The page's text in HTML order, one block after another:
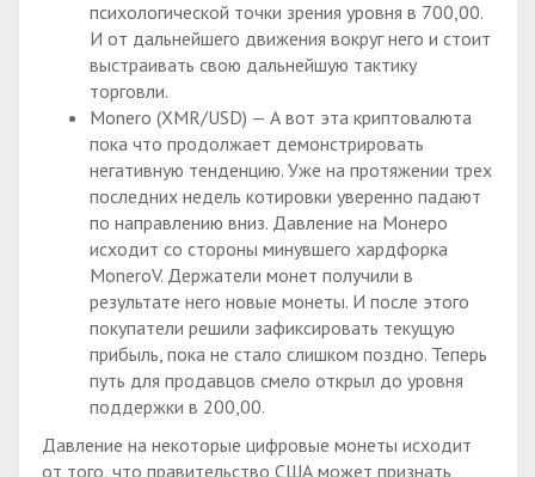
психологической точки зрения уровня в 700,00.
И от дальнейшего движения вокруг него и стоит
выстраивать свою дальнейшую тактику
торговли.
Monero (XMR/USD) — А вот эта криптовалюта
пока что продолжает демонстрировать
негативную тенденцию. Уже на протяжении трех
последних недель котировки уверенно падают
по направлению вниз. Давление на Монеро
исходит со стороны минувшего хардфорка
MoneroV. Держатели монет получили в
результате него новые монеты. И после этого
покупатели решили зафиксировать текущую
прибыль, пока не стало слишком поздно. Теперь
путь для продавцов смело открыл до уровня
поддержки в 200,00.
Давление на некоторые цифровые монеты исходит
от того, что правительство США может признать